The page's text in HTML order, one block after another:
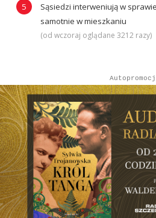
Sąsiedzi interweniują w
samotnie w mieszkaniu
(od wczoraj oglądane 3212 razy)